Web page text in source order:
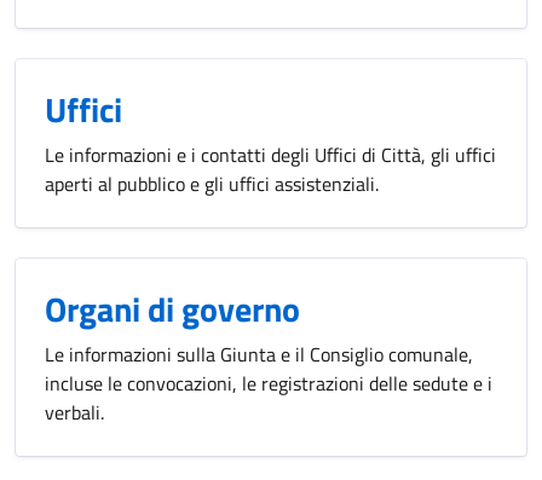
Uffici
Le informazioni e i contatti degli Uffici di Città, gli uffici
aperti al pubblico e gli uffici assistenziali.
Organi di governo
Le informazioni sulla Giunta e il Consiglio comunale,
incluse le convocazioni, le registrazioni delle sedute e i
verbali.